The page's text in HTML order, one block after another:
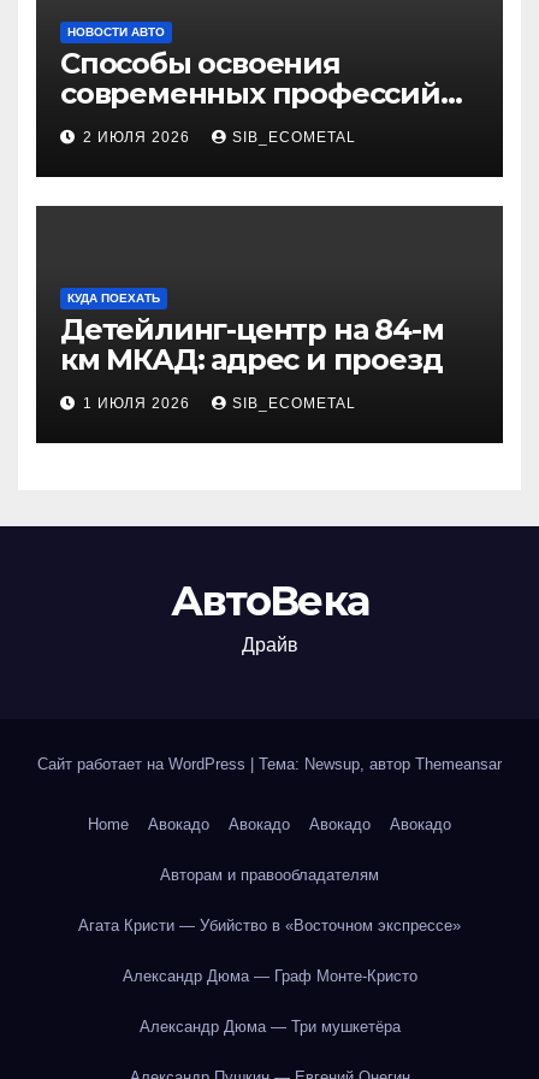
НОВОСТИ АВТО
Способы освоения
современных профессий
через онлайн-курсы
2 ИЮЛЯ 2026 SIB_ECOMETAL
КУДА ПОЕХАТЬ
Детейлинг-центр на 84-м
км МКАД: адрес и проезд
1 ИЮЛЯ 2026 SIB_ECOMETAL
АвтоВека
Драйв
Сайт работает на WordPress Тема: Newsup, автор Themeansar
Home Авокадо Авокадо Авокадо Авокадо
Авторам и правообладателям
Агата Кристи — Убийство в «Восточном экспрессе»
Александр Дюма — Граф Монте-Кристо
Александр Дюма — Три мушкетёра